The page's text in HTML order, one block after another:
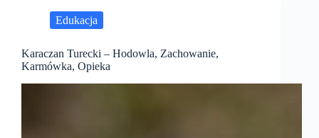
Edukacja
Karaczan Turecki – Hodowla, Zachowanie,
Karmówka, Opieka